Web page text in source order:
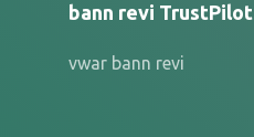
bann revi TrustPilot
vwar bann revi